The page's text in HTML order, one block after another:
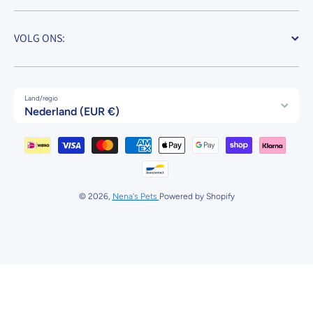
VOLG ONS:
Land/regio
Nederland (EUR €)
Betaalmethodes
© 2026, Nena's Pets Powered by Shopify